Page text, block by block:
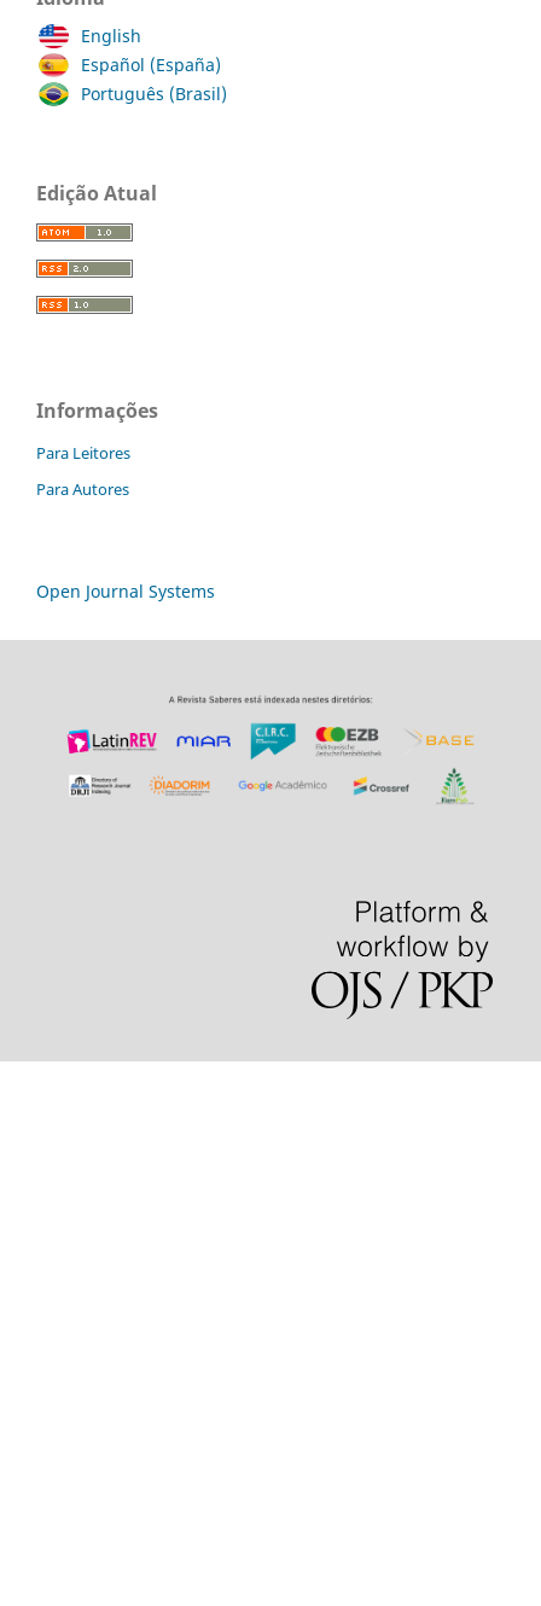
English
Español (España)
Português (Brasil)
Edição Atual
Informações
Para Leitores
Para Autores
Open Journal Systems